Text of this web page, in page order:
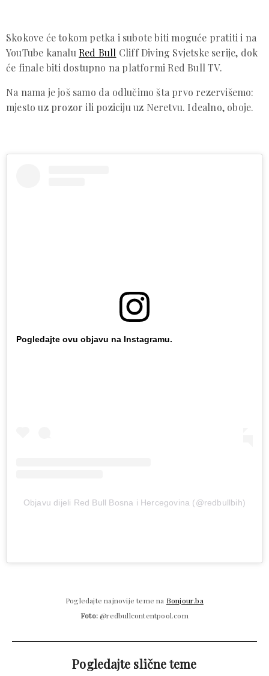
Skokove će tokom petka i subote biti moguće pratiti i na
YouTube kanalu Red Bull Cliff Diving Svjetske serije, dok
će finale biti dostupno na platformi Red Bull TV.
Na nama je još samo da odlučimo šta prvo rezervišemo:
mjesto uz prozor ili poziciju uz Neretvu. Idealno, oboje.
Pogledajte ovu objavu na Instagramu.
Objavu dijeli Red Bull Bosna i Hercegovina (@redbullbih)
Pogledajte najnovije teme na Bonjour.ba
Foto:@redbullcontentpool.com
Pogledajte slične teme